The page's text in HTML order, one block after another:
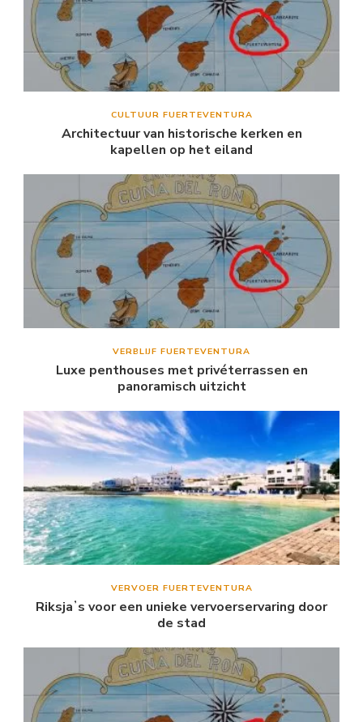
CULTUUR FUERTEVENTURA
Architectuur van historische kerken en
kapellen op het eiland
VERBLIJF FUERTEVENTURA
Luxe penthouses met privéterrassen en
panoramisch uitzicht
VERVOER FUERTEVENTURA
Riksjaʼs voor een unieke vervoerservaring door
de stad